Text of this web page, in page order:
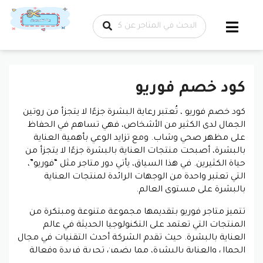
تخطي إلى
المحتوى
كود خصم فوريو
كود خصم فوريو ، تُعتبر رعاية البشرة جزءًا لا يتجزأ من روتين
الجمال لدى الكثير من الأشخاص، فهي تساهم في الحفاظ
على مظهر صحي وشاب. ومع تزايد الوعي بأهمية العناية
بالبشرة، أصبحت منتجات العناية بالبشرة جزءًا لا يتجزأ من
حياة الكثيرين. في هذا السياق، يأتي دور متاجر مثل “فوريو”،
التي تعتبر واحدة من الوجهات الرائدة لمنتجات العناية
بالبشرة على مستوى العالم.
تتميز متاجر فوريو بتقديمها مجموعة متنوعة ومبتكرة من
المنتجات التي تعتمد على التكنولوجيا الحديثة في عالم
العناية بالبشرة. حيث تقدم الشركة أحدث التقنيات في مجال
الجمال والعناية بالبشرة، مما يضمن تجربة فريدة وفعالة